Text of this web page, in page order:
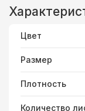
Цвет
Размер
Плотность
Количество